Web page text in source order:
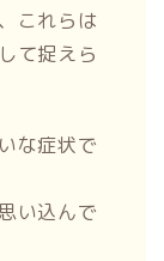
これらは
て捉えら
な症状で
い込んで